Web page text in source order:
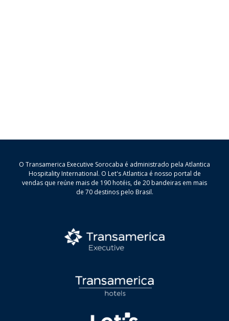
O Transamerica Executive Sorocaba é administrado pela Atlantica
Hospitality International. O Let's Atlantica é nosso portal de
vendas que reúne mais de 190 hotéis, de 20 bandeiras em mais
de 70 destinos pelo Brasil.